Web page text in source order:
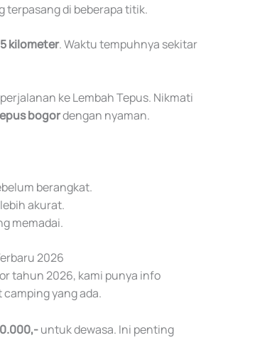
terpasang di beberapa titik.
kilometer. Waktu tempuhnya sekitar
ke Lembah Tepus. Nikmati
bogordengan nyaman.
berangkat.
akurat.
memadai.
2026
tahun 2026, kami punya info
yang ada.
untuk dewasa. Ini penting